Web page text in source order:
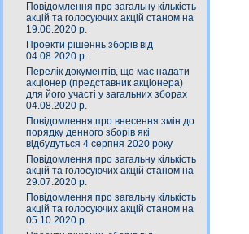
Повідомлення про загальну кількість
акцій та голосуючих акцій станом на
19.06.2020 р.
Проекти рішеннь зборів від
04.08.2020 р.
Перелік документів, що має надати
акціонер (представник акціонера)
для його участі у загальних зборах
04.08.2020 р.
Повідомлення про внесення змін до
порядку денного зборів які
відбудуться 4 серпня 2020 року
Повідомлення про загальну кількість
акцій та голосуючих акцій станом на
29.07.2020 р.
Повідомлення про загальну кількість
акцій та голосуючих акцій станом на
05.10.2020 р.